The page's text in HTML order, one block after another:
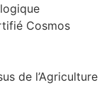
Cosmos
de l’Agriculture